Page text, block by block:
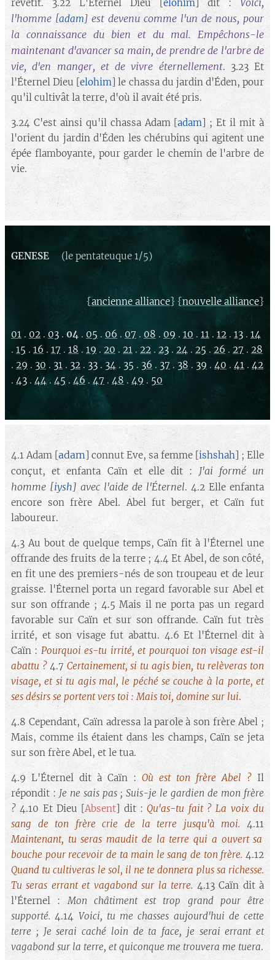
revêtit. 3.22 L'Éternel Dieu [ elohim ] dit : Voici,
l'homme [adam] est devenu comme l'un de nous, pour
la connaissance du bien et du mal. Empêchons-le
maintenant d'avancer sa main, de prendre de l'arbre de
vie, d'en manger, et de vivre éternellement. 3.23 Et
l'Éternel Dieu [elohim] le chassa du jardin d'Éden, pour
qu'il cultivât la terre, d'où il avait été pris.
3.24 C'est ainsi qu'il chassa Adam [adam] ; Et il mit à
l'orient du jardin d'Éden les chérubins qui agitent une
épée flamboyante, pour garder le chemin de l'arbre de
vie.
GENESE (le pentateuque 1/5)
{ancienne alliance} {nouvelle alliance}
01 . 02 . 03 . 04 . 05 . 06 . 07 . 08 . 09 . 10 . 11 . 12 . 13 . 14
. 15 . 16 . 17 . 18 . 19 . 20 . 21 . 22 . 23 . 24 . 25 . 26 . 27 . 28
. 29 . 30 . 31 . 32 . 33 . 34 . 35 . 36 . 37 . 38. 39 . 40 . 41 . 42
. 43 . 44. 45 . 46 . 47 . 48 . 49 . 50
4.1 Adam [adam] connut Eve, sa femme [ishshah] ; Elle
conçut, et enfanta Caïn et elle dit : J'ai formé un
homme [iysh] avec l'aide de l'Éternel. 4.2 Elle enfanta
encore son frère Abel. Abel fut berger, et Caïn fut
laboureur.
4.3 Au bout de quelque temps, Caïn fit à l'Éternel une
offrande des fruits de la terre ; 4.4 Et Abel, de son côté,
en fit une des premiers-nés de son troupeau et de leur
graisse. l'Éternel porta un regard favorable sur Abel et
sur son offrande ; 4.5 Mais il ne porta pas un regard
favorable sur Caïn et sur son offrande. Caïn fut très
irrité, et son visage fut abattu. 4.6 Et l'Éternel dit à
Caïn : Pourquoi es-tu irrité, et pourquoi ton visage est-il
abattu ? 4.7 Certainement, si tu agis bien, tu relèveras ton
visage, et si tu agis mal, le péché se couche à la porte, et
ses désirs se portent vers toi : Mais toi, domine sur lui.
4.8 Cependant, Caïn adressa la parole à son frère Abel ;
Mais, comme ils étaient dans les champs, Caïn se jeta
sur son frère Abel, et le tua.
4.9 L'Éternel dit à Caïn : Où est ton frère Abel ? Il
répondit : Je ne sais pas ; Suis-je le gardien de mon frère
?4.10 Et Dieu [Absent] dit : Qu'as-tu fait ? La voix du
sang de ton frère crie de la terre jusqu'à moi. 4.11
Maintenant, tu seras maudit de la terre qui a ouvert sa
bouche pour recevoir de ta main le sang de ton frère. 4.12
Quand tu cultiveras le sol, il ne te donnera plus sa richesse.
Tu seras errant et vagabond sur la terre. 4.13 Caïn dit à
l'Éternel :Mon châtiment est trop grand pour être
supporté. 4.14 Voici, tu me chasses aujourd'hui de cette
terre ; Je serai caché loin de ta face, je serai errant et
vagabond sur la terre, et quiconque me trouvera me tuera.